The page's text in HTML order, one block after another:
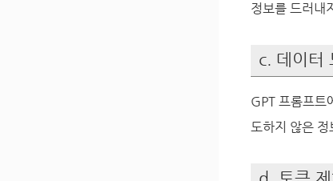
정보를 드러내
c. 데이터
GPT 프롬프트
도하지 않은